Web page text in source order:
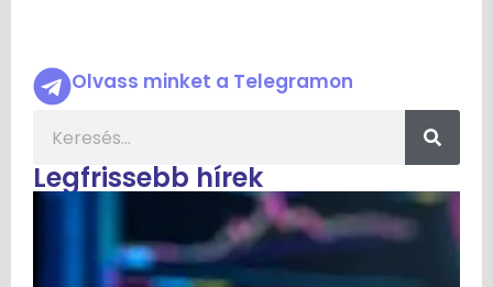
Olvass minket a Telegramon
Legfrissebb hírek